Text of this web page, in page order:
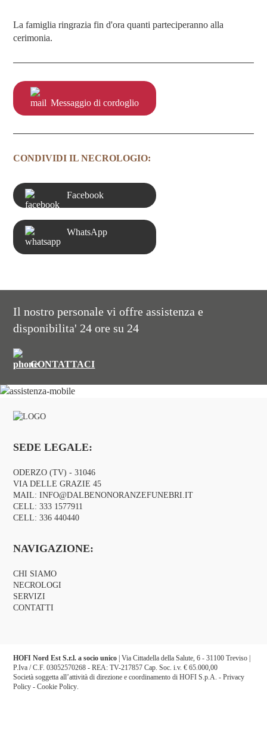
La famiglia ringrazia fin d'ora quanti parteciperanno alla
cerimonia.
Messaggio di cordoglio
CONDIVIDI IL NECROLOGIO:
Facebook
WhatsApp
Il nostro personale vi offre assistenza e
disponibilita' 24 ore su 24
CONTATTACI
SEDE LEGALE:
ODERZO (TV) - 31046
VIA DELLE GRAZIE 45
MAIL:INFO@DALBENONORANZEFUNEBRI.IT
CELL:333 1577911
CELL:336 440440
NAVIGAZIONE:
CHI SIAMO
NECROLOGI
SERVIZI
CONTATTI
HOFI Nord Est S.r.l. a socio unico | Via Cittadella della Salute, 6 - 31100 Treviso |
P.Iva / C.F. 03052570268 - REA: TV-217857 Cap. Soc. i.v. € 65.000,00
Società soggetta all’attività di direzione e coordinamento di HOFI S.p.A. -Privacy
Policy -Cookie Policy.